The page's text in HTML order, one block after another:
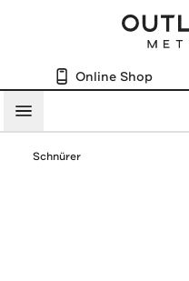
Online Shop
Menü
Schnürer